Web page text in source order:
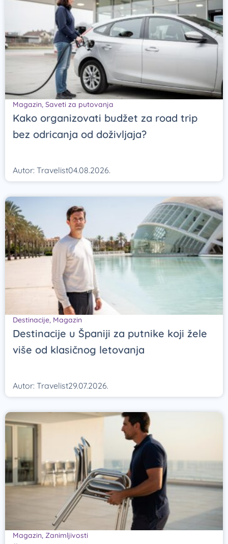
Magazin, Saveti za putovanja
Kako organizovati budžet za road trip
bez odricanja od doživljaja?
Autor: Travelist04.08.2026.
Destinacije, Magazin
Destinacije u Španiji za putnike koji žele
više od klasičnog letovanja
Autor: Travelist29.07.2026.
Magazin, Zanimljivosti